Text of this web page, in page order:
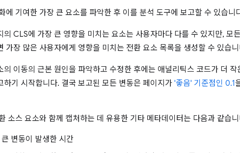
에 기여한 가장 큰 요소를 파악한 후 이를 분석 도구에 보고할 수 있습니
의 CLS에 가장 큰 영향을 미치는 요소는 사용자마다 다를 수 있지만, 모
가장 많은 사용자에게 영향을 미치는 전환 요소 목록을 생성할 수 있습
의 이동의 근본 원인을 파악하고 수정한 후에는 애널리틱스 코드가 더 작
하기 시작합니다. 결국 보고된 모든 변동은 페이지가 '좋음' 기준점인 0.1
소스 요소와 함께 캡처하는 데 유용한 기타 메타데이터는 다음과 같습
큰 변동이 발생한 시간